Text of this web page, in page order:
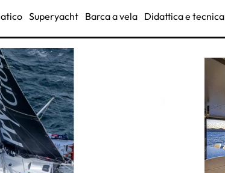
Superyacht Barca a vela Didattica e tecnica